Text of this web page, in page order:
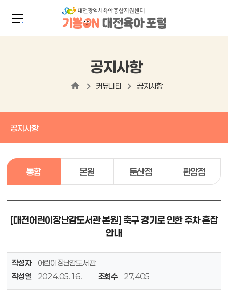
공지사항
커뮤니티 공지사항
공지사항
통합 본원 둔산점 판암점
[대전어린이장난감도서관 본원] 축구 경기로 인한 주차 혼잡
안내
작성자
어린이장난감도서관
작성일
2024.05.16. 조회수 27,405